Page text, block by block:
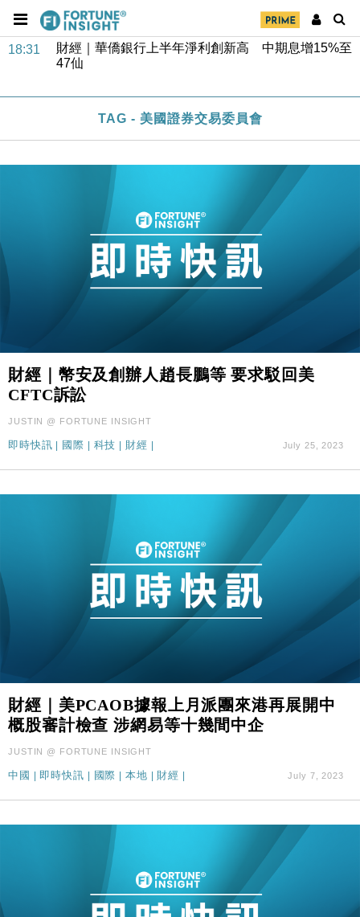
18:31
財經｜華僑銀行上半年淨利創新高 中期息增15%至
47仙
17:33
財經｜滙豐上調香港今年GDP預測至4.5% 看好貿易
及消費表現
16:47
本地｜假冒內地執法人員要求交「保證金」 43歲女子
損失近6900萬元
16:05
財經｜恒隆10月換帥 玩具「反」斗城亞洲CEO蔡德
財經｜韓股反覆波動收跌 連挫7周創逾3年最長跌勢
財經｜內地7月美元計價出口增近24%勝預期 貿易順
差達1125億美元
財經｜日本春季三度入市撐日圓 4月單日斥6.28萬億
國際｜特朗普料美伊戰事快結束 承認部分彈藥庫存緊
張
15:59
財經｜SA售股自救後再出手 斥4億美元押注未上市公
司
18:31
財經｜華僑銀行上半年淨利創新高 中期息增15%至
及消費表現
本地｜假冒內地執法人員要求交「保證金」 43歲女子
財經｜日經失守6.5萬點後回穩 全周仍升近2%
財經｜恒隆10月換帥 玩具「反」斗城亞洲CEO蔡德
財經｜韓股反覆波動收跌 連挫7周創逾3年最長跌勢
財經｜內地7月美元計價出口增近24%勝預期 貿易順
12:44
財經｜日本春季三度入市撐日圓 4月單日斥6.28萬億
日圓干預創新高
張
15:59
財經｜SA售股自救後再出手 斥4億美元押注未上市公
TAG - 美國證券交易委員會
財經｜幣安及創辦人趙長鵬等 要求駁回美
CFTC訴訟
JUSTIN @ FORTUNE INSIGHT
即時快訊 國際 科技 財經 July 25, 2023
財經｜美PCAOB據報上月派團來港再展開中
概股審計檢查 涉網易等十幾間中企
JUSTIN @ FORTUNE INSIGHT
中國 | 即時快訊 | 國際 | 本地 | 財經 | July 7, 2023